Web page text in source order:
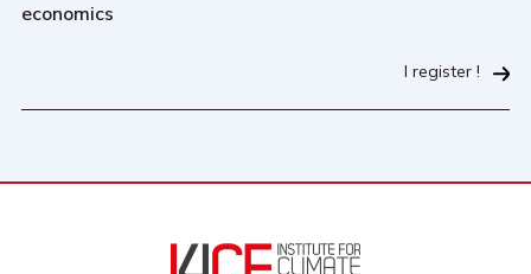
economics
I register !